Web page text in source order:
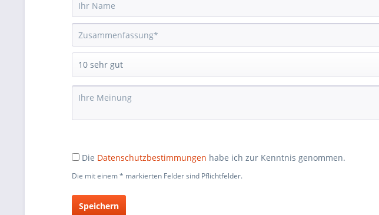
Die Datenschutzbestimmungen habe ich zur Kenntnis genommen.
Die mit einem * markierten Felder sind Pflichtfelder.
Speichern